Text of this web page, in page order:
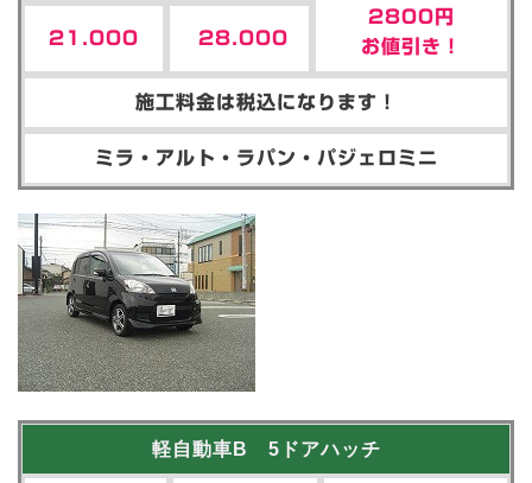
2800円
お値引き！
21.000 28.000
施工料金は税込になります！
ミラ・アルト・ラパン・パジェロミニ
軽自動車B 5ドアハッチ